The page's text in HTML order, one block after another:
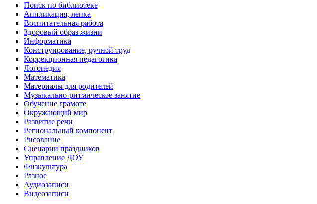
Поиск по библиотеке
Аппликация, лепка
Воспитательная работа
Здоровый образ жизни
Информатика
Конструирование, ручной труд
Коррекционная педагогика
Логопедия
Математика
Материалы для родителей
Музыкально-ритмическое занятие
Обучение грамоте
Окружающий мир
Развитие речи
Региональный компонент
Рисование
Сценарии праздников
Управление ДОУ
Физкультура
Разное
Аудиозаписи
Видеозаписи